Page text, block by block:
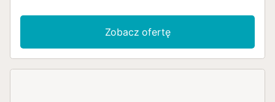
Zobacz ofertę